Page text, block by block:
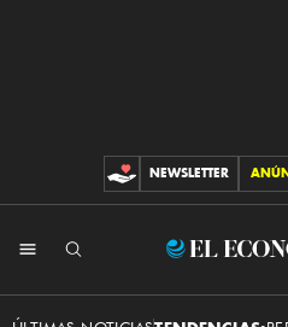
CONTRIBUCIONES
NEWSLETTER
El